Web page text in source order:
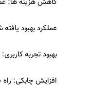
عملکرد بهبود
بهبود تجربه
افزایش چابکی: